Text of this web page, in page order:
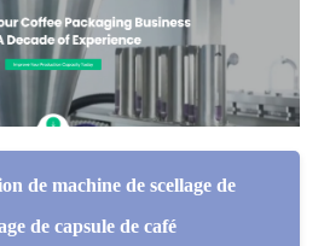
de machine de scellage de
de capsule de café